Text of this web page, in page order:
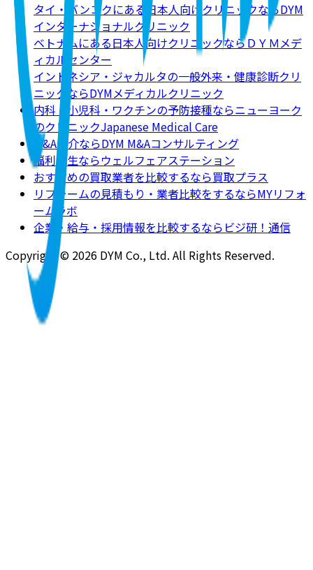
タイ・バンコクにある日本人向けクリニックならDYM
インターナショナルクリニック
ベトナムにある日本人向けクリニックならＤＹＭメデ
ィカルセンター
インドネシア・ジャカルタの一般外来・健康診断クリ
ニックならDYMメディカルクリニック
内科・小児科・ワクチンの予防接種ならニューヨーク
のクリニックJapanese Medical Care
M&A仲介ならDYM M&Aコンサルティング
福利厚生ならウェルフェアステーション
おすすめの買取業者を比較するなら買取プラス
リフォームの見積もり・業者比較をするならMYリフォ
ームラボ
企業・給与・採用情報を比較するならビジ研！通信
Copyright © 2026 DYM Co., Ltd. All Rights Reserved.